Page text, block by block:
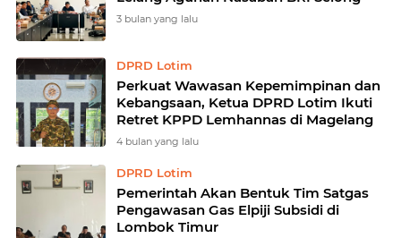
3 bulan yang lalu
DPRD Lotim
Perkuat Wawasan Kepemimpinan dan
Kebangsaan, Ketua DPRD Lotim Ikuti
Retret KPPD Lemhannas di Magelang
4 bulan yang lalu
DPRD Lotim
Pemerintah Akan Bentuk Tim Satgas
Pengawasan Gas Elpiji Subsidi di
Lombok Timur